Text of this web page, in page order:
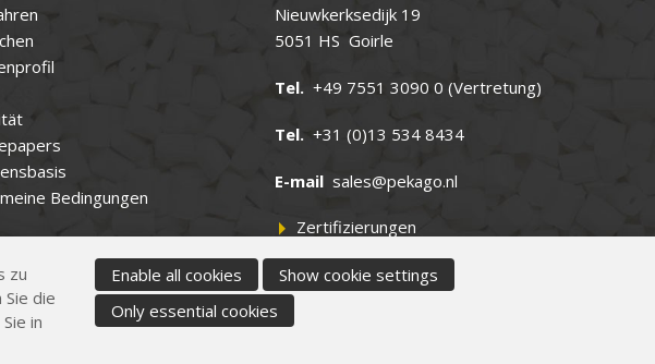
Bedingungen
Nieuwkerksedijk 19
5051 HS Goirle
Tel.+49 7551 3090 0 (Vertretung)
Tel. +31 (0)13 534 8434
E-mail sales@pekago.nl
Zertifizierungen
zu
die
in
Enable all cookies
Show cookie settings
Only essential cookies